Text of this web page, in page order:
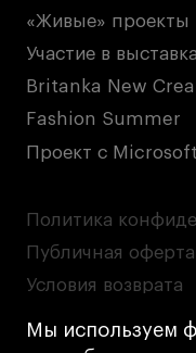
Мы используем
«Живые» проекты
Участие в
Britanka New
Fashion Summer
Проект с Microsoft
Политика
Публичная оферта
Условия возврата
Кредит на